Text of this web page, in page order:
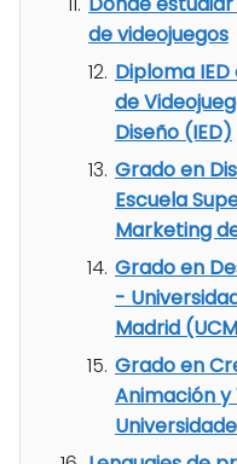
de videojuegos
Diploma
de
Diseño (IED)
Grado en
Escuela
Marketing
Grado en
-
Madrid
Grado en
Animación y